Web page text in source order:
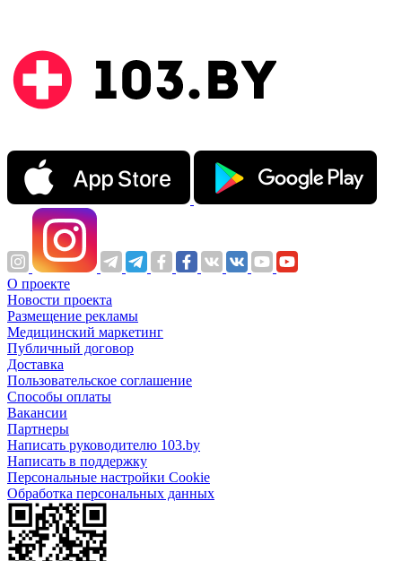
О проекте
Новости проекта
Размещение рекламы
Медицинский маркетинг
Публичный договор
Доставка
Пользовательское соглашение
Способы оплаты
Вакансии
Партнеры
Написать руководителю 103.by
Написать в поддержку
Персональные настройки Cookie
Обработка персональных данных